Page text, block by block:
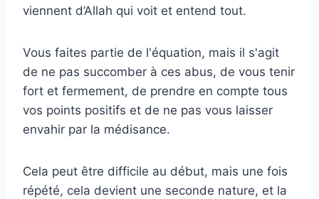
viennent d’Allah qui voit et entend tout.
Vous faites partie de l'équation, mais il s'agit
de ne pas succomber à ces abus, de vous tenir
fort et fermement, de prendre en compte tous
vos points positifs et de ne pas vous laisser
envahir par la médisance.
Cela peut être difficile au début, mais une fois
répété, cela devient une seconde nature, et la